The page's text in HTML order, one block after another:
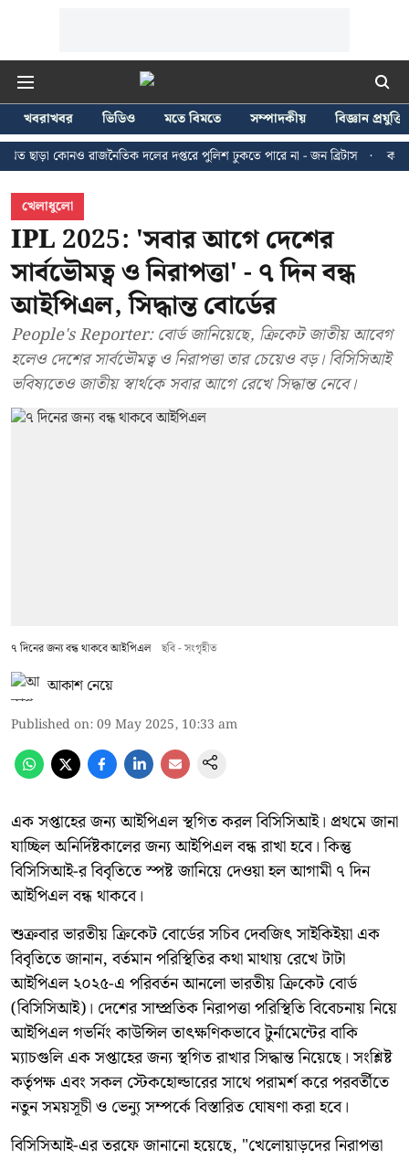
খবরাখবর ভিডিও মতে বিমতে সম্পাদকীয়
বিজ্ঞান প্রযুক্তি
রাজনৈতিক দলের দপ্তরে পুলিশ ঢুকতে পারে না - জন ব্রিটাস
কলকাতায় ২৪
খেলাধুলো
IPL 2025: 'সবার আগে দেশের
সার্বভৌমত্ব ও নিরাপত্তা' - ৭ দিন বন্ধ
আইপিএল, সিদ্ধান্ত বোর্ডের
People's Reporter: বোর্ড জানিয়েছে, ক্রিকেট জাতীয় আবেগ
হলেও দেশের সার্বভৌমত্ব ও নিরাপত্তা তার চেয়েও বড়। বিসিসিআই
ভবিষ্যতেও জাতীয় স্বার্থকে সবার আগে রেখে সিদ্ধান্ত নেবে।
৭ দিনের জন্য বন্ধ থাকবে আইপিএল ছবি - সংগৃহীত
আকাশ নেয়ে
Published on:09 May 2025, 10:33 am
এক সপ্তাহের জন্য আইপিএল স্থগিত করল বিসিসিআই। প্রথমে জানা
যাচ্ছিল অনির্দিষ্টকালের জন্য আইপিএল বন্ধ রাখা হবে। কিন্তু
বিসিসিআই-র বিবৃতিতে স্পষ্ট জানিয়ে দেওয়া হল আগামী ৭ দিন
আইপিএল বন্ধ থাকবে।
শুক্রবার ভারতীয় ক্রিকেট বোর্ডের সচিব দেবজিৎ সাইকিইয়া এক
বিবৃতিতে জানান, বর্তমান পরিস্থিতির কথা মাথায় রেখে টাটা
আইপিএল ২০২৫-এ পরিবর্তন আনলো ভারতীয় ক্রিকেট বোর্ড
(বিসিসিআই)। দেশের সাম্প্রতিক নিরাপত্তা পরিস্থিতি বিবেচনায় নিয়ে
আইপিএল গভর্নিং কাউন্সিল তাৎক্ষণিকভাবে টুর্নামেন্টের বাকি
ম্যাচগুলি এক সপ্তাহের জন্য স্থগিত রাখার সিদ্ধান্ত নিয়েছে। সংশ্লিষ্ট
কর্তৃপক্ষ এবং সকল স্টেকহোল্ডারের সাথে পরামর্শ করে পরবর্তীতে
নতুন সময়সূচী ও ভেন্যু সম্পর্কে বিস্তারিত ঘোষণা করা হবে।
বিসিসিআই-এর তরফে জানানো হয়েছে, "খেলোয়াড়দের নিরাপত্তা